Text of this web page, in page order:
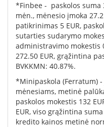
*Finbee - paskolos suma
mėn., mėnesio įmoka
patikrinimas 5 EUR,
sutarties sudarymo
administravimo mokestis
272.50 EUR, grąžintina
BVKKMN: 40.87%.
*Minipaskola (Ferratum) -
mėnesiams, metinė
paskolos mokestis 132
EUR, viso grąžintina
kredito kainos metinė